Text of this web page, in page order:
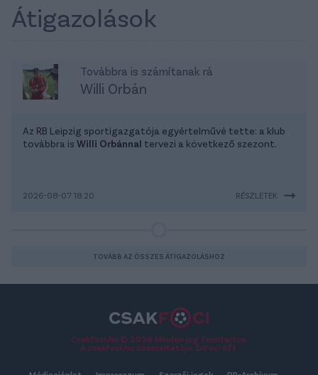
Átigazolások
Továbbra is számítanak rá
Willi Orbán
Az RB Leipzig sportigazgatója egyértelművé tette: a klub
továbbra is Willi Orbánnal tervezi a következő szezont.
2026-08-07 18:20 RÉSZLETEK
TOVÁBB AZ ÖSSZES ÁTIGAZOLÁSHOZ
Csakfoci.hu © 2026 Minden jog fenntartva.
A csakfoci.hu üzemeltetője: DrFoci Kft.